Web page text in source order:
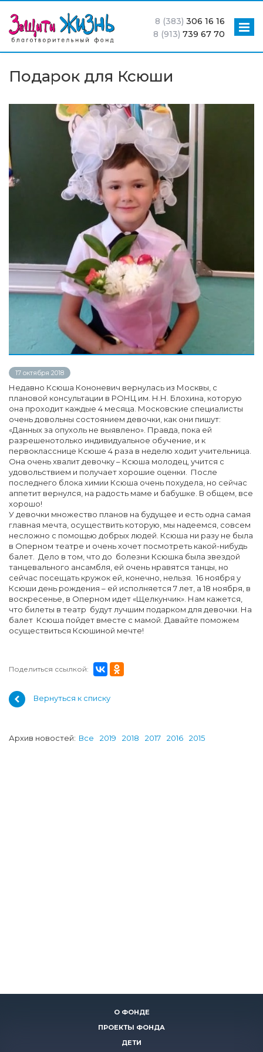
8 (383) 306 16 16
8 (913) 739 67 70
Подарок для Ксюши
17 октября 2018
Недавно Ксюша Кононевич вернулась из Москвы, с
плановой консультации в РОНЦ им. Н.Н. Блохина, которую
она проходит каждые 4 месяца. Московские специалисты
очень довольны состоянием девочки, как они пишут:
«Данных за опухоль не выявлено». Правда, пока ей
разрешенотолько индивидуальное обучение, и к
первокласснице Ксюше 4 раза в неделю ходит учительница.
Она очень хвалит девочку – Ксюша молодец, учится с
удовольствием и получает хорошие оценки. После
последнего блока химии Ксюша очень похудела, но сейчас
аппетит вернулся, на радость маме и бабушке. В общем, все
хорошо!
У девочки множество планов на будущее и есть одна самая
главная мечта, осуществить которую, мы надеемся, совсем
несложно с помощью добрых людей. Ксюша ни разу не была
в Оперном театре и очень хочет посмотреть какой-нибудь
балет. Дело в том, что до болезни Ксюшка была звездой
танцевального ансамбля, ей очень нравятся танцы, но
сейчас посещать кружок ей, конечно, нельзя. 16 ноября у
Ксюши день рождения – ей исполняется 7 лет, а 18 ноября, в
воскресенье, в Оперном идет «Щелкунчик». Нам кажется,
что билеты в театр будут лучшим подарком для девочки. На
балет Ксюша пойдет вместе с мамой. Давайте поможем
осуществиться Ксюшиной мечте!
Поделиться ссылкой:
Вернуться к списку
Архив новостей: Все 2019 2018 2017 2016 2015
О ФОНДЕ
ПРОЕКТЫ ФОНДА
ДЕТИ